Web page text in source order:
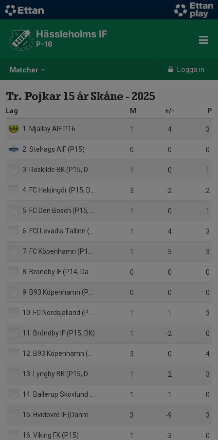
Matcher Logga in
Hässleholms IF
P-16
Tr. Pojkar 15 år Skåne - 2025
Lag M +/- P
1. Mjällby AIF P16 1 4 3
2. Stehags AIF (P15) 0 0 0
3. Roskilde BK (P15, Danmark) 1 0 1
4. FC Helsingör (P15, DK) 3 -2 2
5. FC Den Bosch (P15, Nederländerna) 1 0 1
6. FCI Levadia Tallinn (P15, Estland) 1 4 3
7. FC Köpenhamn (P15, Danmark) 1 5 3
8. Bröndby IF (P14, Danmark) 0 0 0
9. B93 Köpenhamn (P14, Danmaark) 0 0 0
10. FC Nordsjälland (P15, Danmark) 1 1 3
11. Bröndby IF (P15, DK) 1 -2 0
12. B93 Köpenhamn (P15, Danmark) 3 0 4
13. Lyngby BK (P15, Danmark) 1 2 3
14. Ballerup Skovlund (P15, Danmark) 1 -1 0
15. Hvidovre IF (Danmark, P15) 3 -9 3
16. Viking FK (P15) 1 -3 0